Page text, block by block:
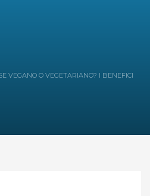
VEGANO O VEGETARIANO? I BENEFICI